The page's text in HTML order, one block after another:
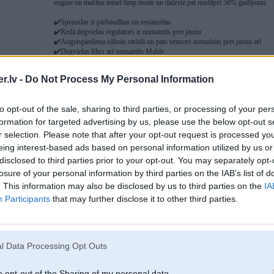
- Do Not Process My Personal Information
opt-out of the sale, sharing to third parties, or processing of your
for targeted advertising by us, please use the below opt-out
selection. Please note that after your opt-out request is processed
interest-based ads based on personal information utilized by us
to third parties prior to your opt-out. You may separately
of your personal information by third parties on the IAB’s list of
This information may also be disclosed by us to third parties on the
Participants that may further disclose it to other third parties.
Data Processing Opt Outs
engine un mašīnu iemet limp mode un dažreiz pat noslāpst 50% gadījumu.
✔️Sprauslas ir pārbaudītas un restaurētas
✔️Reilā degvielas regulators ir nomainīts pret jaunu
✔️Augstspiediena sūknis strādā un pats sensors nomainīts pret jaunu arī
✔️Degvielas filtrs arī nomainīts Mahle
failiem.lv/u/9syd4qbtzf (video ar live data un kļūdas)
p.s nevar video/bildi ielikt bet skatoties live data nesakrīt spiedieni
[ Šo ziņu laboja kaislis, 31 Jul 2024, 16:26:01 ]
31. Jul 2024, 16:55
Noņemot visu kolhozu nost būtu iespējams veikt diagnostiku
-----------------
Xdrive rezerves daļas, GETRAG rezerves daļas, DPF filtru restaurācija,